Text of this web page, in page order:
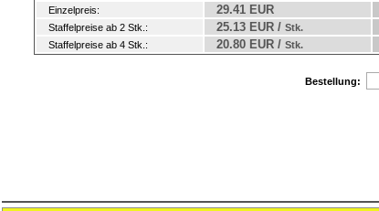
Einzelpreis: 29.41 EUR
Staffelpreise ab 2 Stk.: 25.13 EUR / Stk.
Staffelpreise ab 4 Stk.:
20.80 EUR / Stk.
Bestellung: